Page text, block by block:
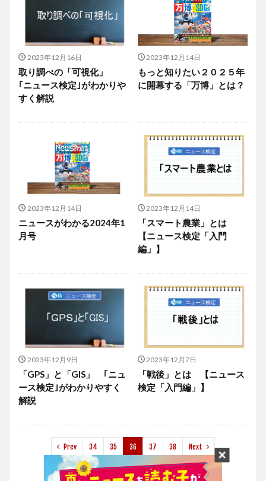
2023年12月16日
取り調べの「可視化」
｢ニュース検定｣がわかりや
すく解説
2023年12月14日
もっと知りたい２０２５年
に開幕する「万博」とは？
2023年12月14日
ニュースがわかる2024年1
月号
2023年12月14日
「スマート農業」とは
【ニュース検定「入門
編」】
2023年12月9日
「GPS」と「GIS」 ｢ニュ
ース検定｣がわかりやすく
解説
2023年12月7日
「戦後」とは 【ニュース
検定「入門編」】
Prev 34 35 36 37 38 Next